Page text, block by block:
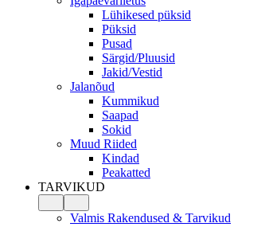
Lühikesed püksid
Püksid
Pusad
Särgid/Pluusid
Jakid/Vestid
Jalanõud
Kummikud
Saapad
Sokid
Muud Riided
Kindad
Peakatted
TARVIKUD
Valmis Rakendused & Tarvikud